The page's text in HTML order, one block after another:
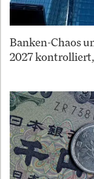
Banken-Chaos
2027